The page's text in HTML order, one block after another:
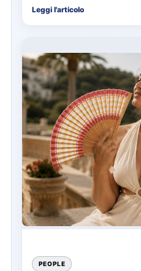
Leggi l'articolo
PEOPLE